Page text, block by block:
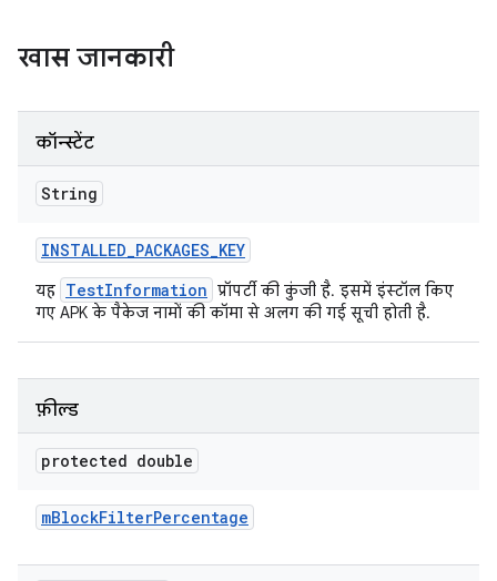
खास जानकारी
कॉन्स्टेंट
String
INSTALLED_PACKAGES_KEY
यह TestInformation प्रॉपर्टी की कुंजी है. इसमें इंस्टॉल किए
गए APK के पैकेज नामों की कॉमा से अलग की गई सूची होती है.
फ़ील्ड
protected double
mBlockFilterPercentage